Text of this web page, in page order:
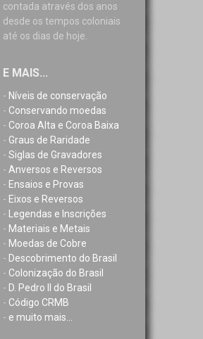
contada através dos anos
desde os tempos coloniais
até os dias de hoje.
E MAIS...
- Níveis de conservação
- Conservando moedas
- Coroa Alta e Coroa Baixa
- Graus de Raridade
- Siglas de Gravadores
- Anversos e Reversos
- Ensaios e Provas
- Eixos e Reversos
-
Legendas e Inscrições
- Materiais e Metais
- Moedas de Cobre
- Descobrimento do Brasil
- Colonização do Brasil
- D. Pedro II do Brasil
- Código CRMB
- e muito mais...